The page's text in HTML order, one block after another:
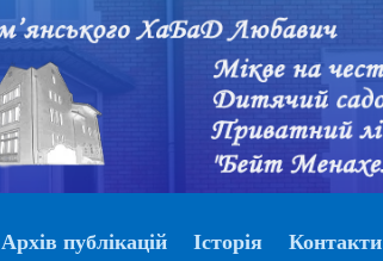
Архів публікацій Історія Контакти